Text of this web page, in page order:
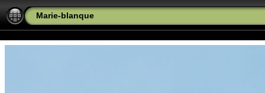
Marie-blanque